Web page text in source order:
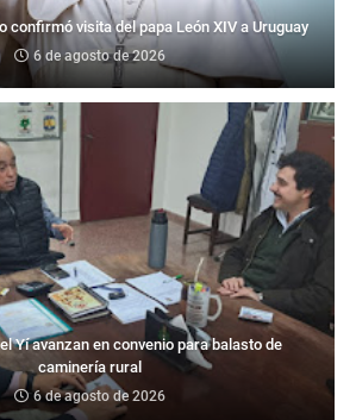
confirmó visita del papa León XIV a Uruguay
6 de agosto de 2026
Yí avanzan en convenio para balasto de
caminería rural
6 de agosto de 2026